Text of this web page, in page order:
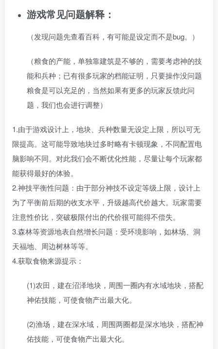
游戏常见问题解释：
（发现问题先查看百科，有可能是设定而不是bug。）
（粮食的产能，单独靠建筑是不够的，需要考虑神的技
能和兵种；已有很多玩家的档能证明，只要操作没问题
粮食是可以充足的，当然如果有更多的玩家反馈此问
题，我们也会进行调整）
1.由于游戏设计上，地块、兵种数量无设定上限，所以可无
限提高。这可能导致地块过多时略有卡顿现象，不同配置电
脑影响不同。对此我们会不断优化性能，尽量让每个玩家都
能获得最好的体验。
2.神技平衡性问题：由于部分神技不设定等级上限，设计上
为了平衡前后期的收支水平，升级越高代价越大。玩家需要
注意性价比，突破极限付出的代价很可能得不偿失。
3.森林等资源地表自然增长问题：受环境影响，如林场、洞
天福地、周边树林等等。
4.获取食物来源提示：
(1)农田，建在沼泽地块，周围一圈内有水域地块，搭配
神佑技能，可使食物产出最大化。
(2)渔场，建在深水域，周围两圈都是深水地块，搭配神
佑技能，可使食物产出最大化。